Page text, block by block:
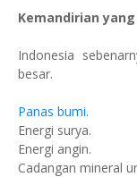
Kemandirian
Indonesia
besar.
Panas bumi.
Energi surya.
Energi angin.
Cadangan mineral